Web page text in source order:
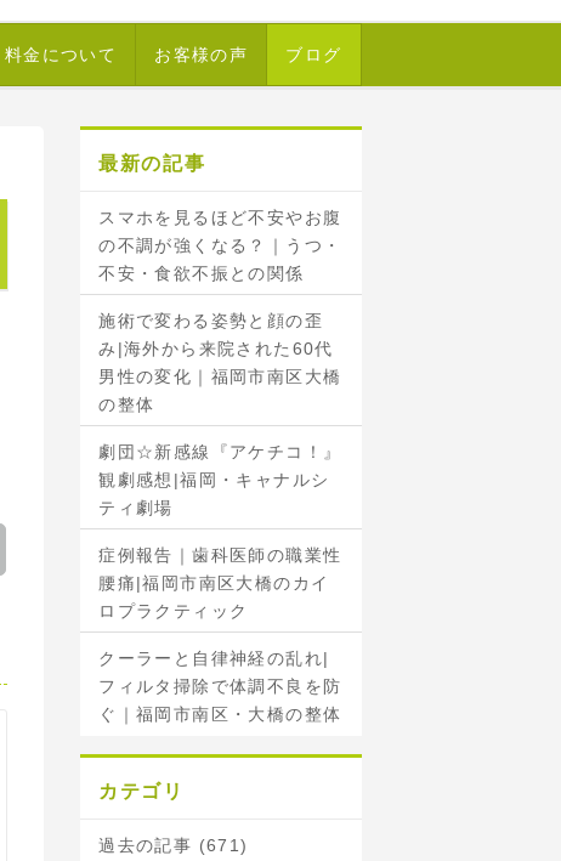
料金について お客様の声 ブログ
最新の記事
スマホを見るほど不安やお腹
の不調が強くなる？｜うつ・
不安・食欲不振との関係
施術で変わる姿勢と顔の歪
み|海外から来院された60代
男性の変化｜福岡市南区大橋
の整体
劇団☆新感線『アケチコ！』
観劇感想|福岡・キャナルシ
ティ劇場
症例報告｜歯科医師の職業性
腰痛|福岡市南区大橋のカイ
ロプラクティック
クーラーと自律神経の乱れ|
フィルタ掃除で体調不良を防
ぐ｜福岡市南区・大橋の整体
カテゴリ
過去の記事 (671)